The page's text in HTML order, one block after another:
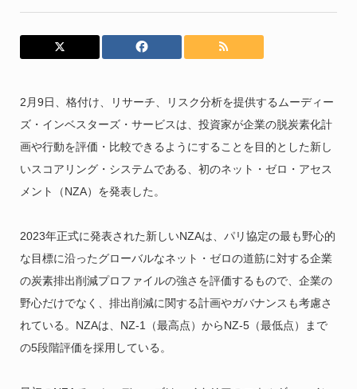
2月9日、格付け、リサーチ、リスク分析を提供するムーディー
ズ・インベスターズ・サービスは、投資家が企業の脱炭素化計
画や行動を評価・比較できるようにすることを目的とした新し
いスコアリング・システムである、初のネット・ゼロ・アセス
メント（NZA）を発表した。
2023年正式に発表された新しいNZAは、パリ協定の最も野心的
な目標に沿ったグローバルなネット・ゼロの道筋に対する企業
の炭素排出削減プロファイルの強さを評価するもので、企業の
野心だけでなく、排出削減に関する計画やガバナンスも考慮さ
れている。NZAは、NZ-1（最高点）からNZ-5（最低点）まで
の5段階評価を採用している。